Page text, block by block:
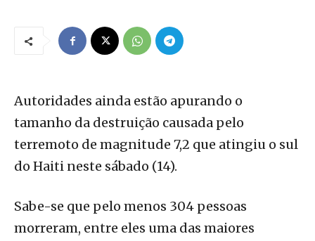
Autoridades ainda estão apurando o
tamanho da destruição causada pelo
terremoto de magnitude 7,2 que atingiu o sul
do Haiti neste sábado (14).
Sabe-se que pelo menos 304 pessoas
morreram, entre eles uma das maiores